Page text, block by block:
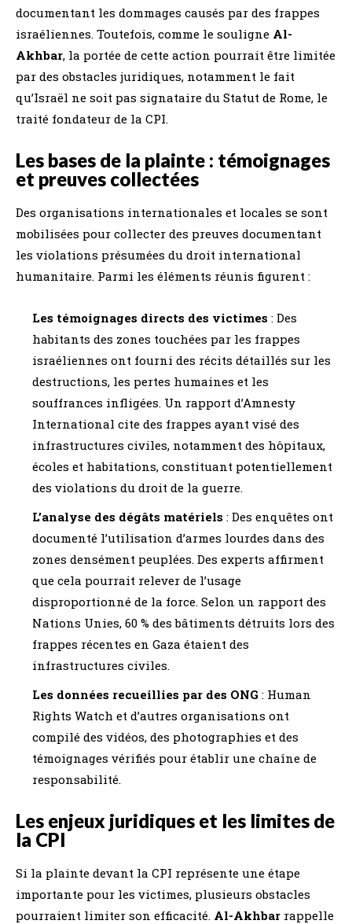
documentant les dommages causés par des frappes
israéliennes. Toutefois, comme le souligne Al-
Akhbar, la portée de cette action pourrait être limitée
par des obstacles juridiques, notamment le fait
qu’Israël ne soit pas signataire du Statut de Rome, le
traité fondateur de la CPI.
Les bases de la plainte : témoignages
et preuves collectées
Des organisations internationales et locales se sont
mobilisées pour collecter des preuves documentant
les violations présumées du droit international
humanitaire. Parmi les éléments réunis figurent :
Les témoignages directs des victimes : Des
habitants des zones touchées par les frappes
israéliennes ont fourni des récits détaillés sur les
destructions, les pertes humaines et les
souffrances infligées. Un rapport d’Amnesty
International cite des frappes ayant visé des
infrastructures civiles, notamment des hôpitaux,
écoles et habitations, constituant potentiellement
des violations du droit de la guerre.
L’analyse des dégâts matériels : Des enquêtes ont
documenté l’utilisation d’armes lourdes dans des
zones densément peuplées. Des experts affirment
que cela pourrait relever de l’usage
disproportionné de la force. Selon un rapport des
Nations Unies, 60 % des bâtiments détruits lors des
frappes récentes en Gaza étaient des
infrastructures civiles.
Les données recueillies par des ONG : Human
Rights Watch et d’autres organisations ont
compilé des vidéos, des photographies et des
témoignages vérifiés pour établir une chaîne de
responsabilité.
Les enjeux juridiques et les limites de
la CPI
Si la plainte devant la CPI représente une étape
importante pour les victimes, plusieurs obstacles
pourraient limiter son efficacité. Al-Akhbar rappelle